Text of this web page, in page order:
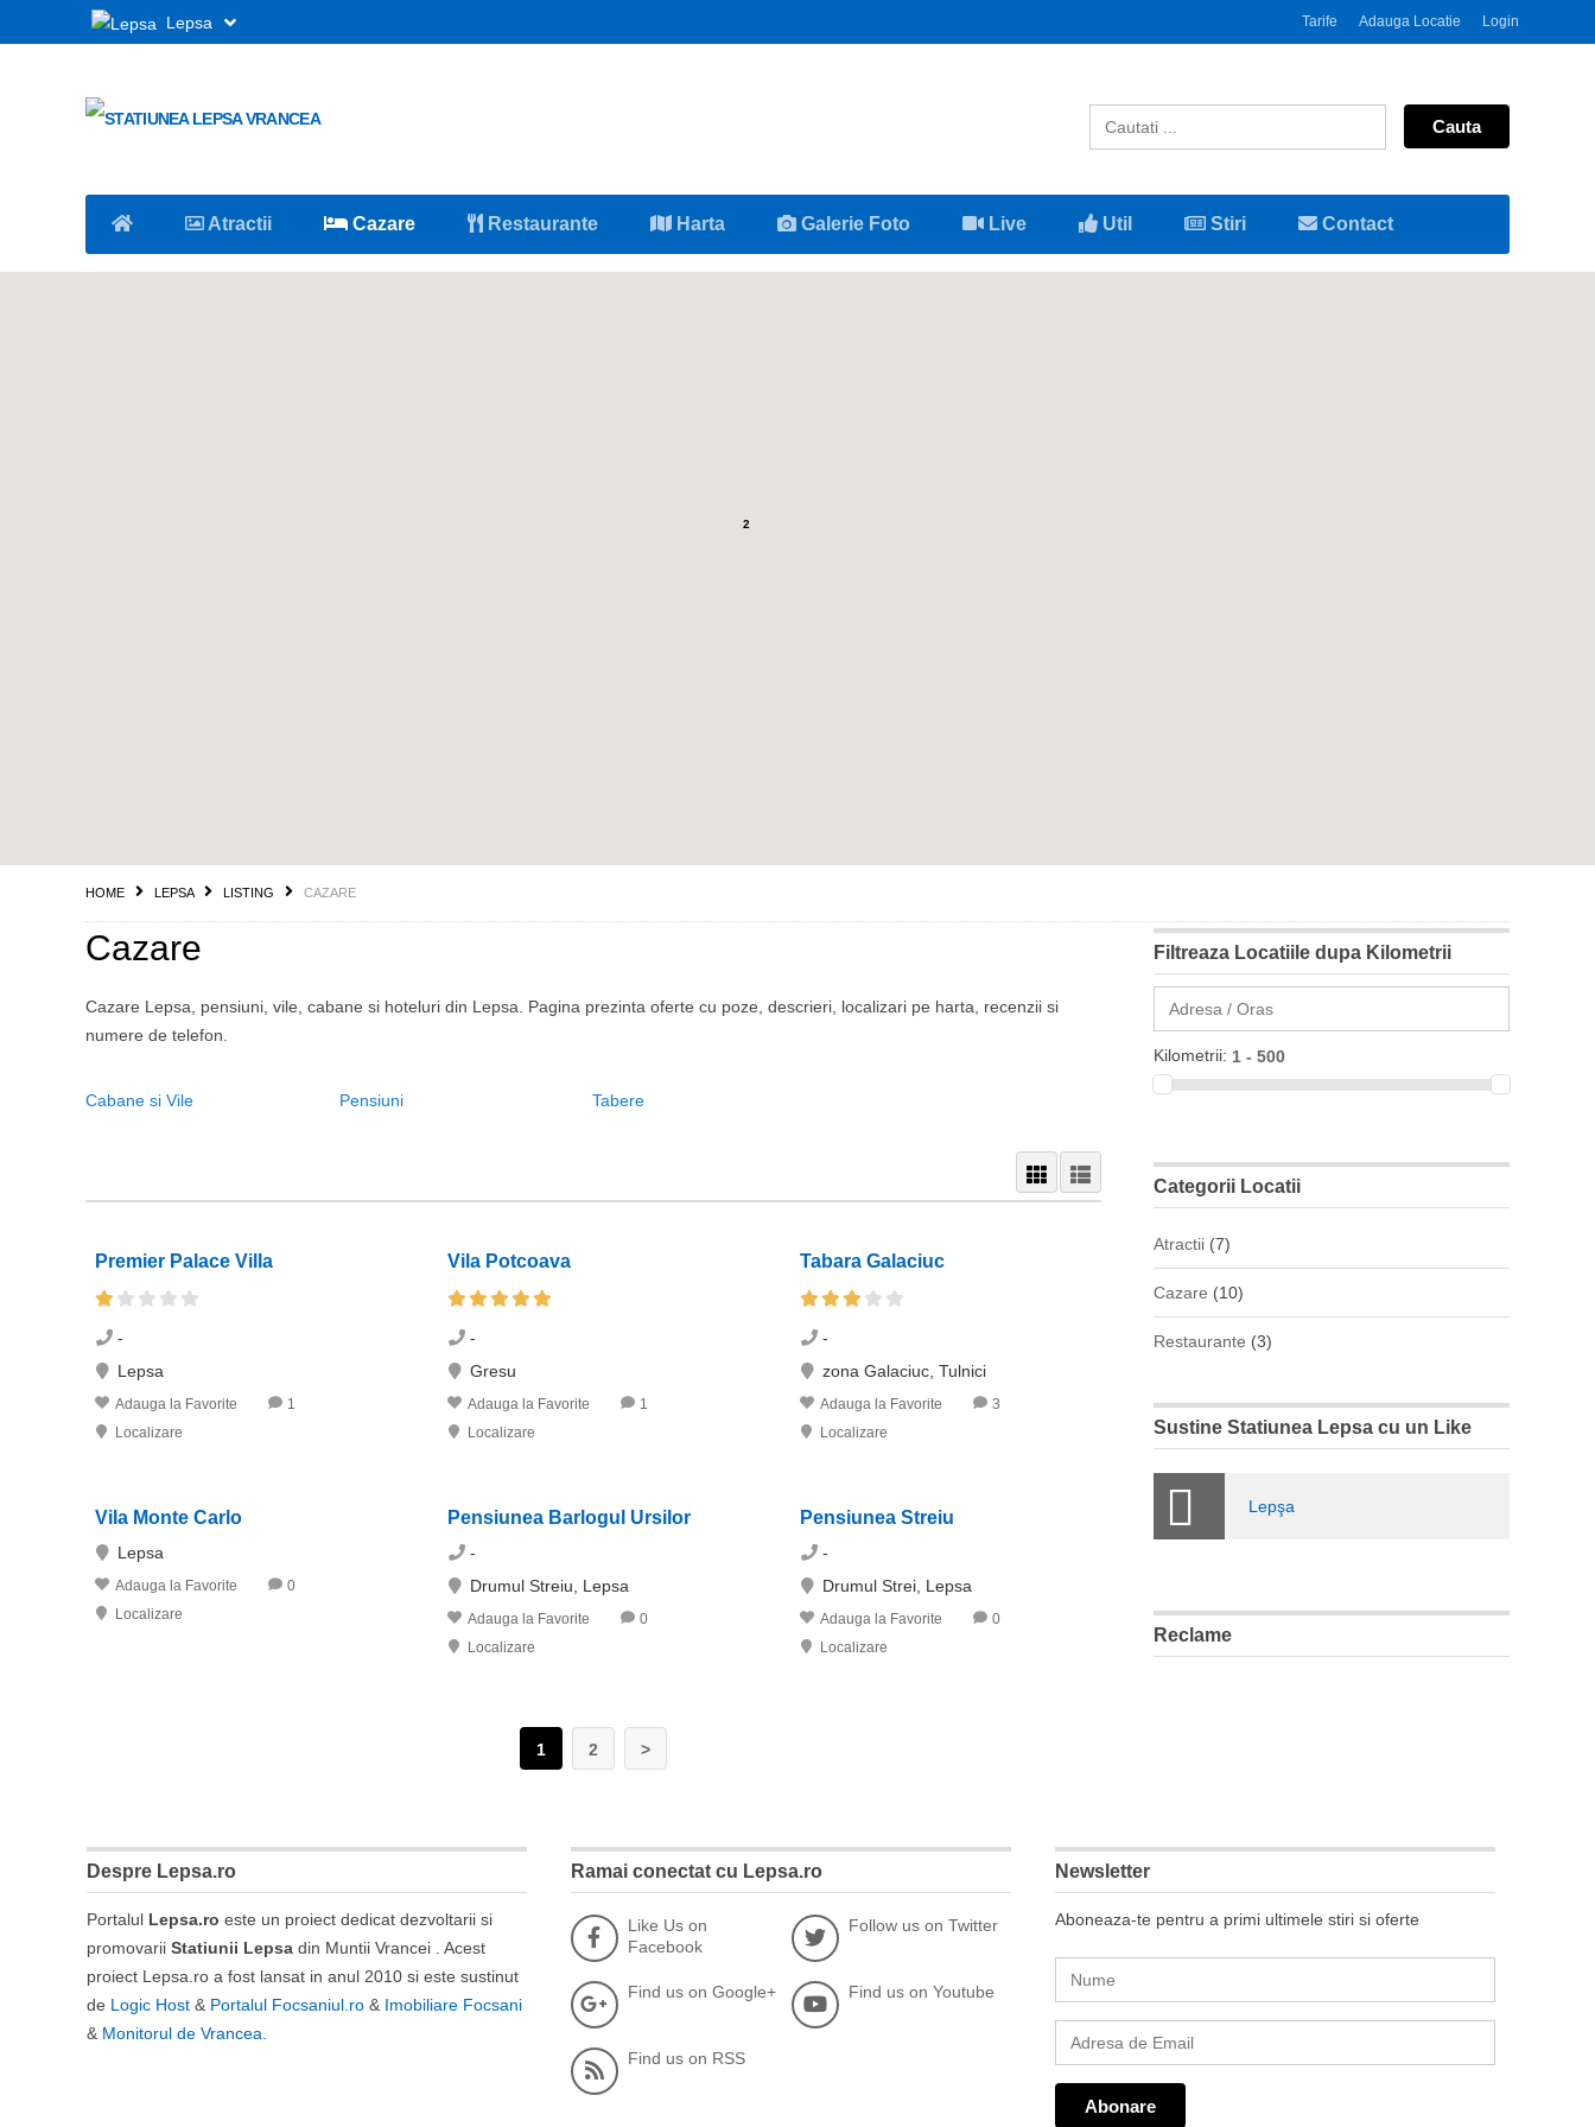
Lepsa Tarife Adauga Locatie Login
Atractii Cazare Restaurante Harta Galerie Foto Live Util Stiri Contact
2
HOME LEPSA LISTING CAZARE
Cazare
Cazare Lepsa, pensiuni, vile, cabane si hoteluri din Lepsa. Pagina prezinta oferte cu poze, descrieri, localizari pe harta, recenzii si
numere de telefon.
Cabane si Vile Pensiuni Tabere
Premier Palace Villa
-
Lepsa
Adauga la Favorite
1
Localizare
Vila Potcoava
-
Gresu
Adauga la Favorite
1
Localizare
Tabara Galaciuc
-
zona Galaciuc, Tulnici
Adauga la Favorite
3
Localizare
Vila Monte Carlo
Lepsa
Adauga la Favorite
0
Localizare
Pensiunea Barlogul Ursilor
-
Drumul Streiu, Lepsa
Adauga la Favorite
0
Localizare
Pensiunea Streiu
-
Drumul Strei, Lepsa
Adauga la Favorite
0
Localizare
1 2 >
Filtreaza Locatiile dupa Kilometrii
Kilometrii:
Categorii Locatii
Atractii (7)
Cazare (10)
Restaurante (3)
Sustine Statiunea Lepsa cu un Like
Lepşa
Reclame
Despre Lepsa.ro
Portalul Lepsa.ro este un proiect dedicat dezvoltarii si
promovariiStatiunii Lepsa din Muntii Vrancei . Acest
proiect Lepsa.ro a fost lansat in anul 2010 si este sustinut
de Logic Host & Portalul Focsaniul.ro & Imobiliare Focsani
& Monitorul de Vrancea
Ramai conectat cu Lepsa.ro
Like Us on
Facebook
Follow us on Twitter
Find us on Google+ Find us on Youtube
Find us on RSS
Newsletter
Aboneaza-te pentru a primi ultimele stiri si oferte